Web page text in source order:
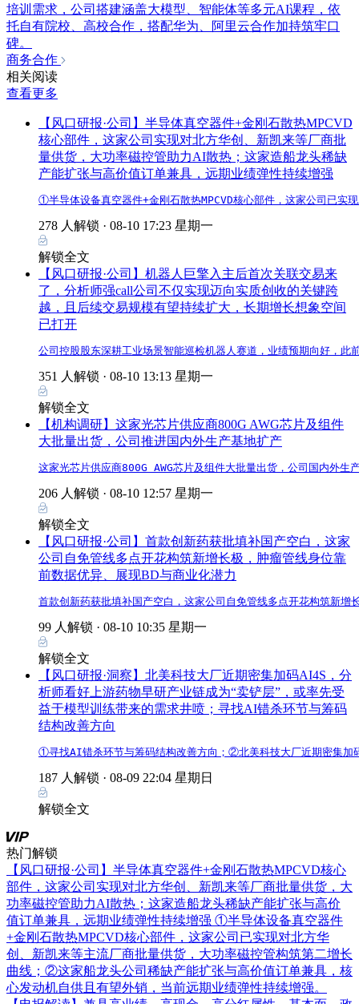
培训需求，公司搭建涵盖大模型、智能体等多元AI课程，依
托自有院校、高校合作，搭配华为、阿里云合作加持筑牢口
碑。
商务合作
相关阅读
查看更多
【风口研报·公司】半导体真空器件+金刚石散热MPCVD
核心部件，这家公司实现对北方华创、新凯来等厂商批
量供货，大功率磁控管助力AI散热；这家造船龙头稀缺
产能扩张与高价值订单兼具，远期业绩弹性持续增强
①半导体设备真空器件+金刚石散热MPCVD核心部件，这家公司已实
278 人解锁 · 08-10 17:23 星期一
解锁全文
【风口研报·公司】机器人巨擎入主后首次关联交易来
了，分析师强call公司不仅实现迈向实质创收的关键跨
越，且后续交易规模有望持续扩大，长期增长想象空间
已打开
公司控股股东深耕工业场景智能巡检机器人赛道，业绩预期向好，
351 人解锁 · 08-10 13:13 星期一
解锁全文
【机构调研】这家光芯片供应商800G AWG芯片及组件
大批量出货，公司推进国内外生产基地扩产
这家光芯片供应商800G AWG芯片及组件大批量出货，公司国内外
206 人解锁 · 08-10 12:57 星期一
解锁全文
【风口研报·公司】首款创新药获批填补国产空白，这家
公司自免管线多点开花构筑新增长极，肿瘤管线身位靠
前数据优异、展现BD与商业化潜力
首款创新药获批填补国产空白，这家公司自免管线多点开花构筑新
99 人解锁 · 08-10 10:35 星期一
解锁全文
【风口研报·洞察】北美科技大厂近期密集加码AI4S，分
析师看好上游药物早研产业链成为“卖铲层”，或率先受
益于模型训练带来的需求井喷；寻找AI错杀环节与筹码
结构改善方向
①寻找AI错杀环节与筹码结构改善方向；②北美科技大厂近期密集加
187 人解锁 · 08-09 22:04 星期日
解锁全文
热门解锁
【风口研报·公司】半导体真空器件+金刚石散热MPCVD核心
部件，这家公司实现对北方华创、新凯来等厂商批量供货，大
功率磁控管助力AI散热；这家造船龙头稀缺产能扩张与高价
值订单兼具，远期业绩弹性持续增强 ①半导体设备真空器件
+金刚石散热MPCVD核心部件，这家公司已实现对北方华
创、新凯来等主流厂商批量供货，大功率磁控管构筑第二增长
曲线；②这家船龙头公司稀缺产能扩张与高价值订单兼具，核
心发动机自供且有望外销，当前远期业绩弹性持续增强。